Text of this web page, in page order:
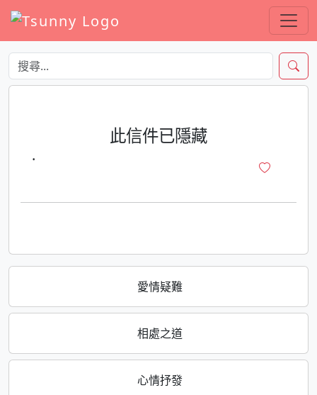
愛情疑難
相處之道
心情抒發
此信件已隱藏
·